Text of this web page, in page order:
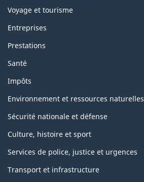
Voyage et tourisme
Entreprises
Prestations
Santé
Impôts
Environnement et ressources naturelles
Sécurité nationale et défense
Culture, histoire et sport
Services de police, justice et urgences
Transport et infrastructure